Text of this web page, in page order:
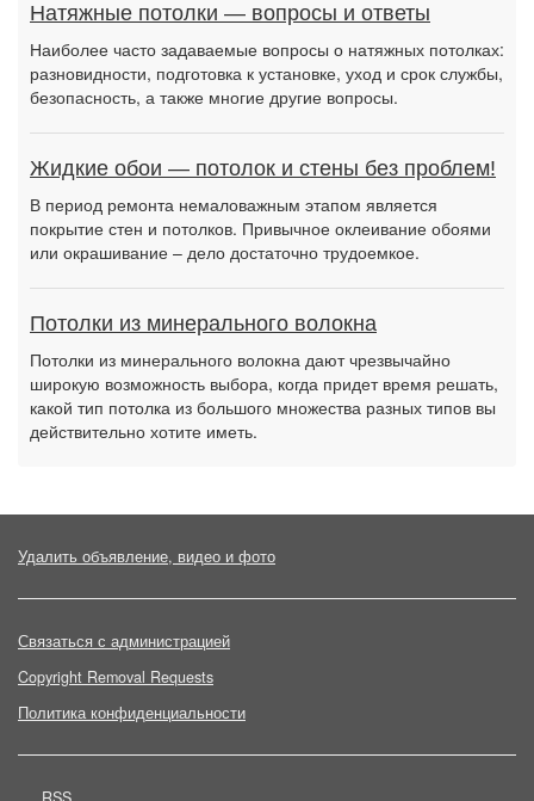
Натяжные потолки — вопросы и ответы
Наиболее часто задаваемые вопросы о натяжных потолках:
разновидности, подготовка к установке, уход и срок службы,
безопасность, а также многие другие вопросы.
Жидкие обои — потолок и стены без проблем!
В период ремонта немаловажным этапом является
покрытие стен и потолков. Привычное оклеивание обоями
или окрашивание – дело достаточно трудоемкое.
Потолки из минерального волокна
Потолки из минерального волокна дают чрезвычайно
широкую возможность выбора, когда придет время решать,
какой тип потолка из большого множества разных типов вы
действительно хотите иметь.
Удалить объявление, видео и фото
Связаться с администрацией
Copyright Removal Requests
Политика конфиденциальности